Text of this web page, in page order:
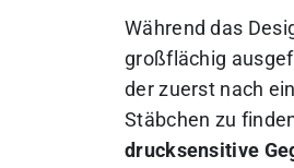
Während das
großflächig
der zuerst nach
Stäbchen zu
drucksensitive